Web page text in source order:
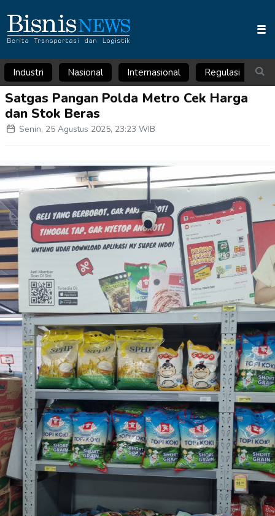
Industri Nasional Internasional Regulasi
Satgas Pangan Polda Metro Cek Harga
dan Stok Beras
Senin, 25 Agustus 2025, 23:23 WIB